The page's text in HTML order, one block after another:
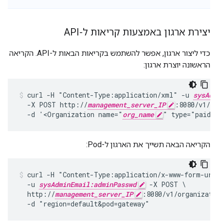
יצירת ארגון באמצעות קריאות ל-API
כדי ליצור ארגון, אפשר להשתמש בקריאות הבאות ל-API. הקריאה
הראשונה יוצרת ארגון:
curl -H "Content-Type:application/xml" -u
  -X POST http://
management_server_IP
:8080/v1/
  -d '<Organization name="
org_name "
הקריאה הבאה תשייך את הארגון ל-Pod:
curl -H "Content-Type:application/x-www-form-
  -u
sysAdminEmail:adminPasswd
-X POST \
  http://
management_server_IP
:8080/v1/
  -d "region=default&pod=gateway"